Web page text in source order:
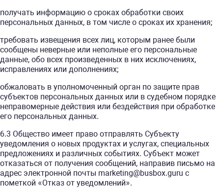
получать информацию о сроках обработки своих
персональных данных, в том числе о сроках их хранения;
требовать извещения всех лиц, которым ранее были
сообщены неверные или неполные его персональные
данные, обо всех произведенных в них исключениях,
исправлениях или дополнениях;
обжаловать в уполномоченный орган по защите прав
субъектов персональных данных или в судебном порядке
неправомерные действия или бездействия при обработке
его персональных данных.
6.3 Общество имеет право отправлять Субъекту
уведомления о новых продуктах и услугах, специальных
предложениях и различных событиях. Субъект может
отказаться от получения сообщений, направив письмо на
адрес электронной почты marketing@busbox.guru с
пометкой «Отказ от уведомлений».